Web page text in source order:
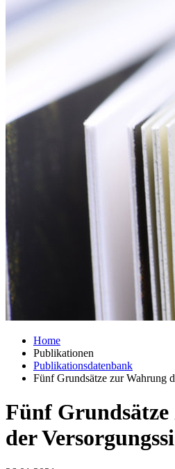
Home
Publikationen
Publikationsdatenbank
Fünf Grundsätze zur Wahrung
Fünf
der